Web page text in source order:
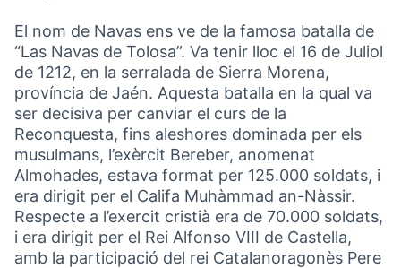
El nom de Navas ens ve de la famosa batalla de
“Las Navas de Tolosa”. Va tenir lloc el 16 de Juliol
de 1212, en la serralada de Sierra Morena,
província de Jaén. Aquesta batalla en la qual va
ser decisiva per canviar el curs de la
Reconquesta, fins aleshores dominada per els
musulmans, l’exèrcit Bereber, anomenat
Almohades, estava format per 125.000 soldats, i
era dirigit per el Califa Muhàmmad an-Nàssir.
Respecte a l’exercit cristià era de 70.000 soldats,
i era dirigit per el Rei Alfonso VIII de Castella,
amb la participació del rei Catalanoragonès Pere